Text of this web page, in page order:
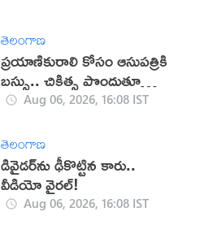
తెలంగాణ
ప్రయాణికురాలి కోసం ఆసుపత్రికి
బస్సు.. చికిత్స పొందుతూ
మహిళ మృతి!
Aug 06, 2026, 16:08 IST
తెలంగాణ
డివైడర్‌ను ఢీకొట్టిన కారు..
వీడియో వైరల్!
Aug 06, 2026, 16:08 IST